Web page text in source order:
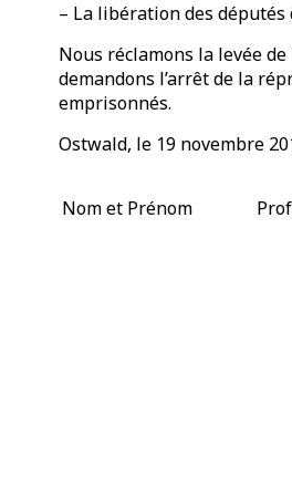
– La libération des
Nous réclamons la levée
demandons l’arrêt de la
emprisonnés.
Ostwald, le 19 novembre
Nom et Prénom